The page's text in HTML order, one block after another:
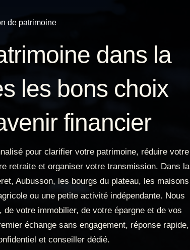
de patrimoine
dans la
les bons choix
financier
pour clarifier votre patrimoine, réduire votre
retraite et organiser votre transmission. Dans la
Aubusson, les bourgs du plateau, les maisons
ou une petite activité indépendante. Nous
votre immobilier, de votre épargne et de vos
échange sans engagement, réponse rapide,
et conseiller dédié.